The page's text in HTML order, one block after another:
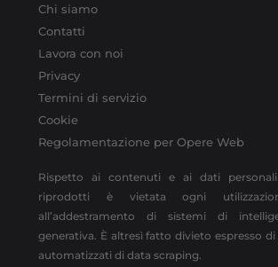
Chi siamo
Contatti
Lavora con noi
Privacy
Termini di servizio
Cookie
Regolamentazione per Opere Web
Rispetto ai contenuti e ai dati personali
riprodotti è vietata ogni
all’addestramento di sistemi di
generativa. È altresì fatto divieto espresso di
automatizzati di data scraping.